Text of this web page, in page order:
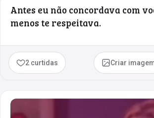
Antes eu não concordava com
menos te respeitava.
2 curtidas Criar